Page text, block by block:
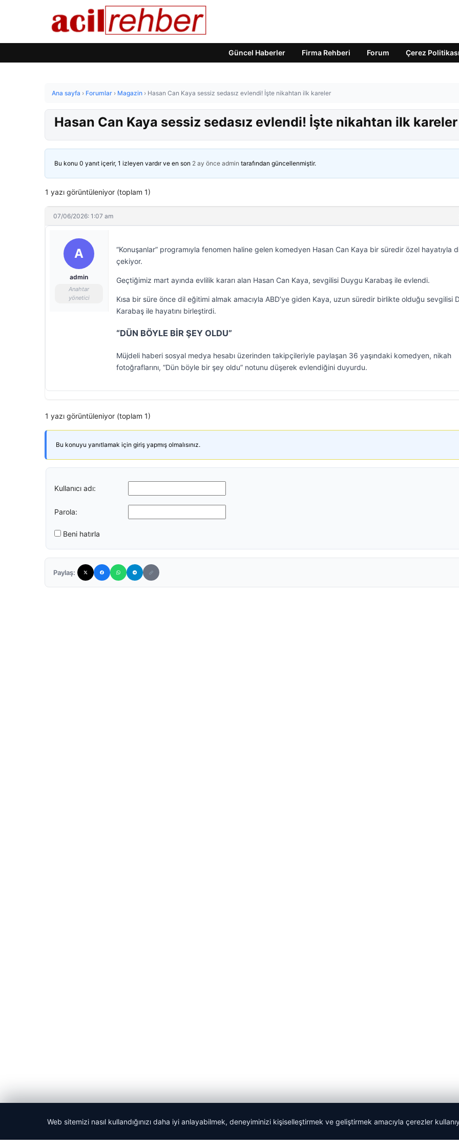
Güncel Haberler Firma Rehberi Forum Çerez Politikası
Ana sayfa › Forumlar › Magazin › Hasan Can Kaya sessiz sedasız evlendi! İşte nikahtan ilk kareler
Hasan Can Kaya sessiz sedasız evlendi! İşte nikahtan ilk kareler
Bu konu 0 yanıt içerir, 1 izleyen vardır ve en son 2 ay önce admin tarafından güncellenmiştir.
1 yazı görüntüleniyor (toplam 1)
07/06/2026: 1:07 am
A
admin
Anahtar
yönetici
“Konuşanlar” programıyla fenomen haline gelen komedyen Hasan Can Kaya bir süredir özel hayatıyla
çekiyor.
Geçtiğimiz mart ayında evlilik kararı alan Hasan Can Kaya, sevgilisi Duygu Karabaş ile evlendi.
Kısa bir süre önce dil eğitimi almak amacıyla ABD’ye giden Kaya, uzun süredir birlikte olduğu sevgilisi
Karabaş ile hayatını birleştirdi.
“DÜN BÖYLE BİR ŞEY OLDU”
Müjdeli haberi sosyal medya hesabı üzerinden takipçileriyle paylaşan 36 yaşındaki komedyen, nikah
fotoğraflarını, “Dün böyle bir şey oldu” notunu düşerek evlendiğini duyurdu.
1 yazı görüntüleniyor (toplam 1)
Bu konuyu yanıtlamak için giriş yapmış olmalısınız.
Kullanıcı adı:
Parola:
Beni hatırla
Paylaş:
© 2026 Acil Rehber | Gündem Haberleri
Web sitemizi nasıl kullandığınızı daha iyi anlayabilmek, deneyiminizi kişiselleştirmek ve geliştirmek amacıyla çerezler